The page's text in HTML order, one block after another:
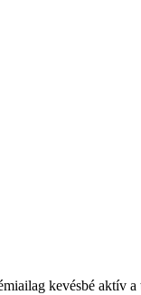
kevésbé aktív